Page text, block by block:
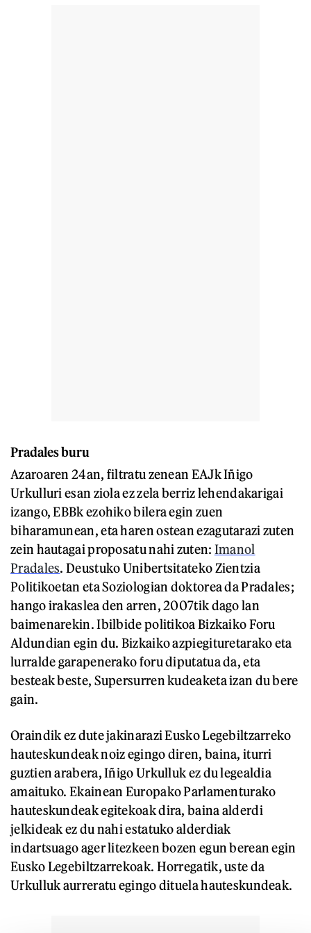
Pradales buru
Azaroaren 24an, filtratu zenean EAJk Iñigo
Urkulluri esan ziola ez zela berriz lehendakarigai
izango, EBBk ezohiko bilera egin zuen
biharamunean, eta haren ostean ezagutarazi zuten
zein hautagai proposatu nahi zuten: Imanol
Pradales. Deustuko Unibertsitateko Zientzia
Politikoetan eta Soziologian doktorea da Pradales;
hango irakaslea den arren, 2007tik dago lan
baimenarekin. Ibilbide politikoa Bizkaiko Foru
Aldundian egin du. Bizkaiko azpiegituretarako eta
lurralde garapenerako foru diputatua da, eta
besteak beste, Supersurren kudeaketa izan du bere
gain.
Oraindik ez dute jakinarazi Eusko Legebiltzarreko
hauteskundeak noiz egingo diren, baina, iturri
guztien arabera, Iñigo Urkulluk ez du legealdia
amaituko. Ekainean Europako Parlamenturako
hauteskundeak egitekoak dira, baina alderdi
jelkideak ez du nahi estatuko alderdiak
indartsuago ager litezkeen bozen egun berean egin
Eusko Legebiltzarrekoak. Horregatik, uste da
Urkulluk aurreratu egingo dituela hauteskundeak.